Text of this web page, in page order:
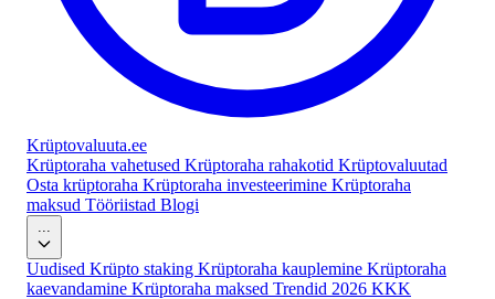
Krüptovaluuta.ee
Krüptoraha vahetused Krüptoraha rahakotid Krüptovaluutad
Osta krüptoraha Krüptoraha investeerimine Krüptoraha
maksud Tööriistad Blogi
Uudised Krüpto staking Krüptoraha kauplemine Krüptoraha
kaevandamine Krüptoraha maksed Trendid 2026 KKK